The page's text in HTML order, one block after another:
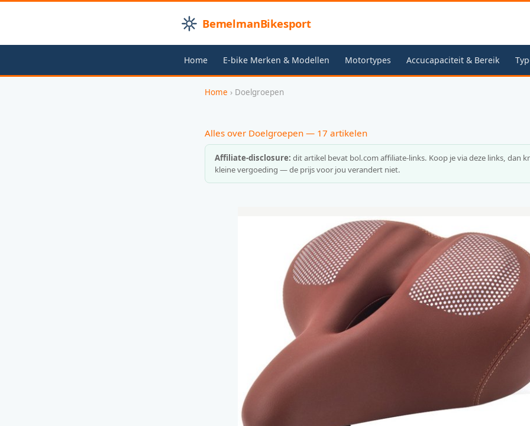
BemelmanBikesport
Home E-bike Merken & Modellen Motortypes Accucapaciteit & Bereik
Home › Doelgroepen
Alles over Doelgroepen — 17 artikelen
Affiliate-disclosure: dit artikel bevat bol.com affiliate-links. Koop je via deze links, dan
kleine vergoeding — de prijs voor jou verandert niet.